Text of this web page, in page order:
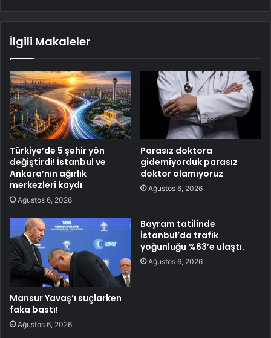
İlgili Makaleler
Türkiye’de 5 şehir yön
değiştirdi! İstanbul ve
Ankara’nın ağırlık
merkezleri kaydı
Ağustos 6, 2026
Parasız doktora
gidemiyorduk parasız
doktor olamıyoruz
Ağustos 6, 2026
Mansur Yavaş’ı suçlarken
faka bastı!
Ağustos 6, 2026
Bayram tatilinde
İstanbul’da trafik
yoğunluğu %63’e ulaştı.
Ağustos 6, 2026